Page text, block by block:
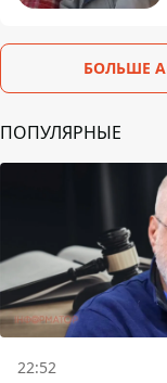
БОЛЬШЕ
ПОПУЛЯРНЫЕ
22:52